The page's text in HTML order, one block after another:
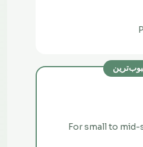
For small to